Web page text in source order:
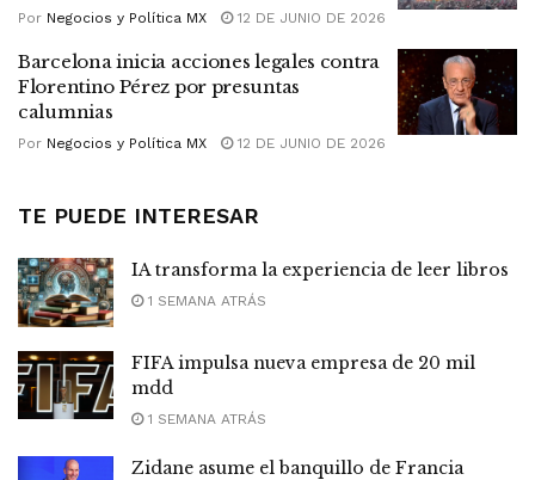
Por Negocios y Política MX 12 DE JUNIO DE 2026
Barcelona inicia acciones legales contra
Florentino Pérez por presuntas
calumnias
Por Negocios y Política MX 12 DE JUNIO DE 2026
TE PUEDE INTERESAR
IA transforma la experiencia de leer libros
1 SEMANA ATRÁS
FIFA impulsa nueva empresa de 20 mil
mdd
1 SEMANA ATRÁS
Zidane asume el banquillo de Francia